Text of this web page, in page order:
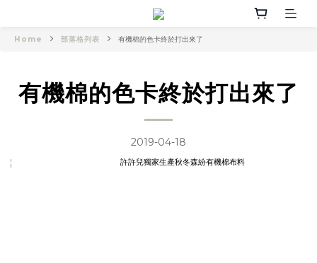
Home 部落格列表 有機棉的色卡終於打出來了
有機棉的色卡終於打出來了
2019-04-18